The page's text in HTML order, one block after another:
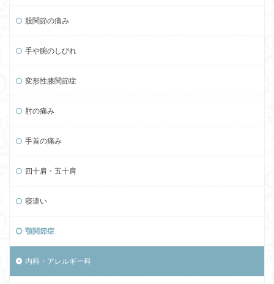
股関節の痛み
手や腕のしびれ
変形性膝関節症
肘の痛み
手首の痛み
四十肩・五十肩
寝違い
顎関節症
内科・アレルギー科